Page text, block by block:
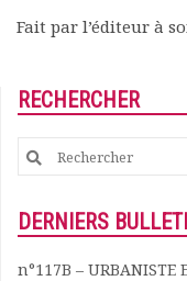
Fait par l’éditeur à
RECHERCHER
Search
for:
DERNIERS
n°117B – URBANISTE